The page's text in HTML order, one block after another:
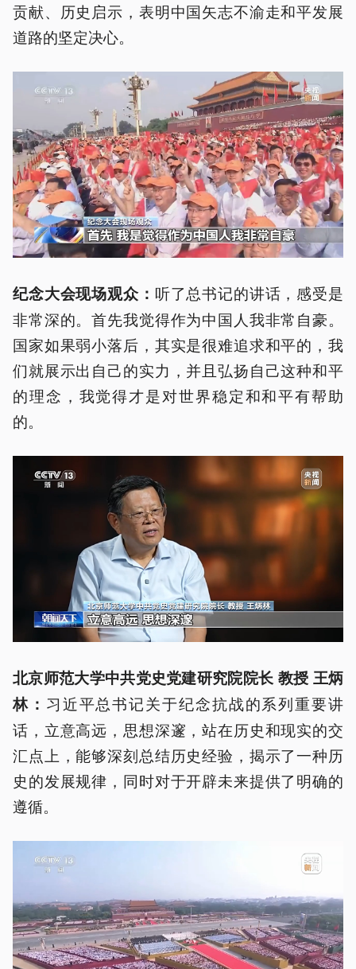
贡献、历史启示，表明中国矢志不渝走和平发展
道路的坚定决心。
纪念大会现场观众： 听了总书记的讲话，感受是
非常深的。首先我觉得作为中国人我非常自豪。
国家如果弱小落后，其实是很难追求和平的，我
们就展示出自己的实力，并且弘扬自己这种和平
的理念，我觉得才是对世界稳定和和平有帮助
的。
北京师范大学中共党史党建研究院院长 教授 王炳
林： 习近平总书记关于纪念抗战的系列重要讲
话，立意高远，思想深邃，站在历史和现实的交
汇点上，能够深刻总结历史经验，揭示了一种历
史的发展规律，同时对于开辟未来提供了明确的
遵循。